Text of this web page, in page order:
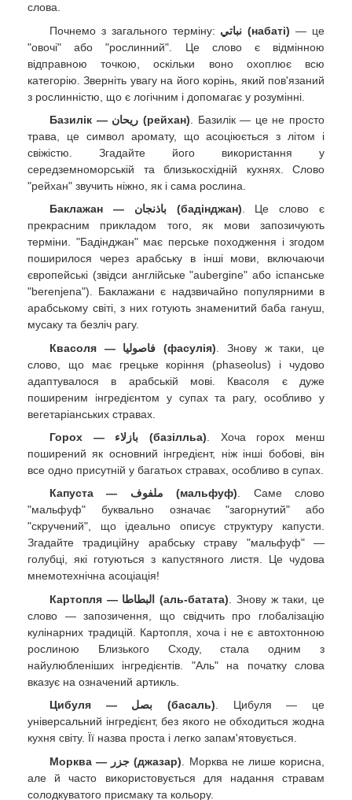
слова.
Почнемо з загального терміну:
نباتي (набаті) — це
"овочі" або "рослинний". Це слово є відмінною
відправною точкою, оскільки воно охоплює всю
категорію. Зверніть увагу на його корінь, який пов'язаний
з рослинністю, що є логічним і допомагає у розумінні.
Базилік — ريحان (рейхан) . Базилік — це не просто
трава, це символ аромату, що асоціюється з літом і
свіжістю. Згадайте його використання у
середземноморській та близькосхідній кухнях. Слово
"рейхан" звучить ніжно, як і сама рослина.
Баклажан — باذنجان (бадінджан). Це слово є
прекрасним прикладом того, як мови запозичують
терміни. "Бадінджан" має перське походження і згодом
поширилося через арабську в інші мови, включаючи
європейські (звідси англійське "aubergine" або іспанське
"berenjena"). Баклажани є надзвичайно популярними в
арабському світі, з них готують знаменитий баба гануш,
мусаку та безліч рагу.
Квасоля — فاصوليا (фасулія) . Знову ж таки, це
слово, що має грецьке коріння (phaseolus) і чудово
адаптувалося в арабській мові. Квасоля є дуже
поширеним інгредієнтом у супах та рагу, особливо у
вегетаріанських стравах.
Горох — بازلاء (базілльа) . Хоча горох менш
поширений як основний інгредієнт, ніж інші бобові, він
все одно присутній у багатьох стравах, особливо в супах.
Капуста — ملفوف (мальфуф). Саме слово
"мальфуф" буквально означає "загорнутий" або
"скручений", що ідеально описує структуру капусти.
Згадайте традиційну арабську страву "мальфуф" —
голубці, які готуються з капустяного листя. Це чудова
мнемотехнічна асоціація!
Картопля — البطاطا (аль-батата) . Знову ж таки, це
слово — запозичення, що свідчить про глобалізацію
кулінарних традицій. Картопля, хоча і не є автохтонною
рослиною Близького Сходу, стала одним з
найулюбленіших інгредієнтів. "Аль" на початку слова
вказує на означений артикль.
Цибуля — بصل (басаль) . Цибуля — це
універсальний інгредієнт, без якого не обходиться жодна
кухня світу. Її назва проста і легко запам'ятовується.
Морква — جزر (джазар) . Морква не лише корисна,
але й часто використовується для надання стравам
солодкуватого присмаку та кольору.